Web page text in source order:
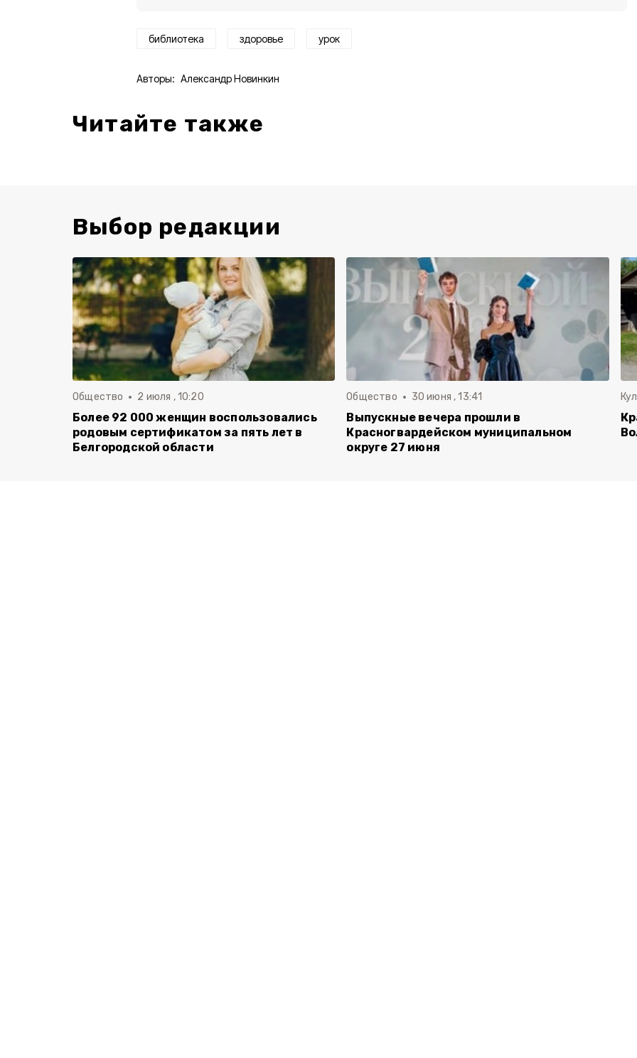
библиотека здоровье урок
Авторы: Александр Новинкин
Читайте также
Выбор редакции
Общество 2 июля , 10:20
Более 92 000 женщин воспользовались
родовым сертификатом за пять лет в
Белгородской области
Общество 30 июня , 13:41
Выпускные вечера прошли в
Красногвардейском муниципальном
округе 27 июня